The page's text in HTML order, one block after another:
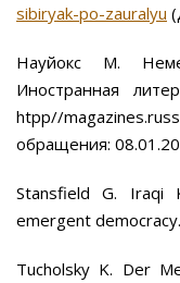
sibiryak-po-zauralyu
Науйокс М.
Иностранная
htpp//
обращения:
Stansfield G. Iraqi
emergent
Tucholsky K. Der